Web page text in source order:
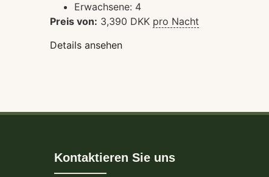
Erwachsene: 4
Preis von: 3,390 DKK pro Nacht
Details ansehen
Kontaktieren Sie uns